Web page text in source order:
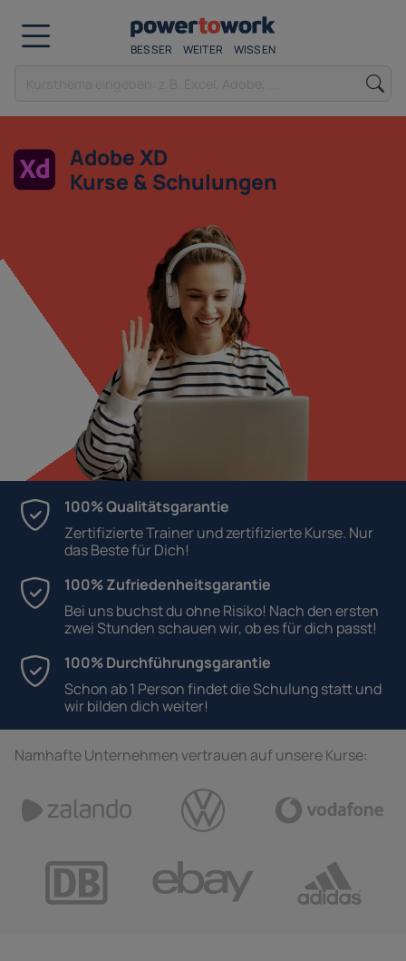
BESSER WEITER WISSEN
Adobe XD
Kurse & Schulungen
100% Qualitätsgarantie
Zertifizierte Trainer und zertifizierte Kurse. Nur
das Beste für Dich!
100% Zufriedenheitsgarantie
Bei uns buchst du ohne Risiko! Nach den ersten
zwei Stunden schauen wir, ob es für dich passt!
100% Durchführungsgarantie
Schon ab 1 Person findet die Schulung statt und
wir bilden dich weiter!
Namhafte Unternehmen vertrauen auf unsere Kurse: